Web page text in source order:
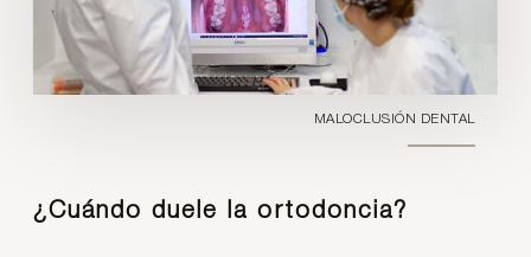
MALOCLUSIÓN DENTAL
¿Cuándo duele la ortodoncia?